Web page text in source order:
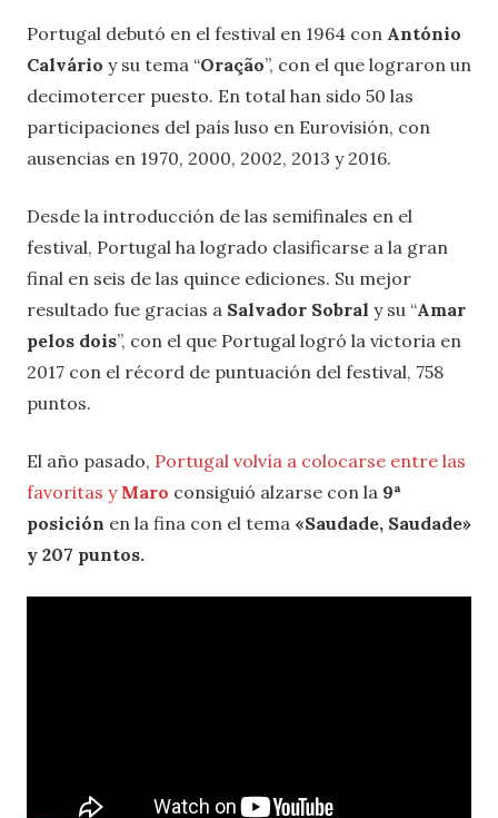
Portugal debutó en el festival en 1964 con António
Calvário y su tema “Oração”, con el que lograron un
decimotercer puesto. En total han sido 50 las
participaciones del país luso en Eurovisión, con
ausencias en 1970, 2000, 2002, 2013 y 2016.
Desde la introducción de las semifinales en el
festival, Portugal ha logrado clasificarse a la gran
final en seis de las quince ediciones. Su mejor
resultado fue gracias a Salvador Sobral y su “Amar
pelos dois”, con el que Portugal logró la victoria en
2017 con el récord de puntuación del festival, 758
puntos.
El año pasado, Portugal volvía a colocarse entre las
favoritas y Maro consiguió alzarse con la 9ª
posición en la fina con el tema «Saudade, Saudade»
y 207 puntos.